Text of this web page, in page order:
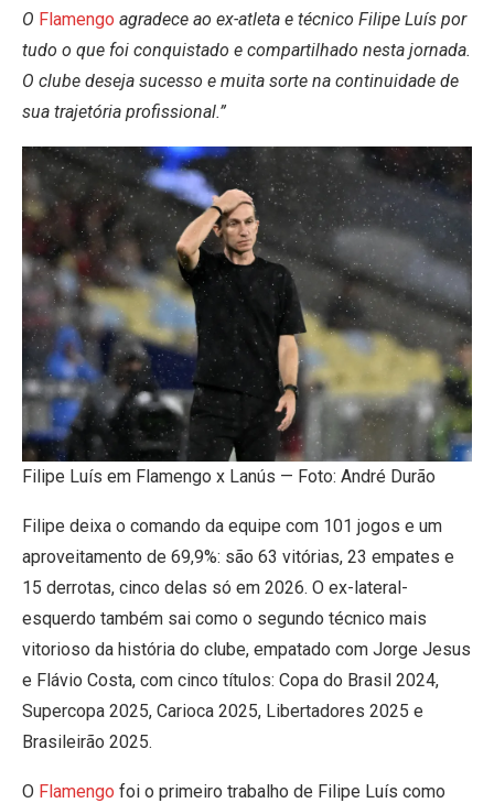
O Flamengo agradece ao ex-atleta e técnico Filipe Luís por
tudo o que foi conquistado e compartilhado nesta jornada.
O clube deseja sucesso e muita sorte na continuidade de
sua trajetória profissional.”
Filipe Luís em Flamengo x Lanús — Foto: André Durão
Filipe deixa o comando da equipe com 101 jogos e um
aproveitamento de 69,9%: são 63 vitórias, 23 empates e
15 derrotas, cinco delas só em 2026. O ex-lateral-
esquerdo também sai como o segundo técnico mais
vitorioso da história do clube, empatado com Jorge Jesus
e Flávio Costa, com cinco títulos: Copa do Brasil 2024,
Supercopa 2025, Carioca 2025, Libertadores 2025 e
Brasileirão 2025.
O Flamengo foi o primeiro trabalho de Filipe Luís como